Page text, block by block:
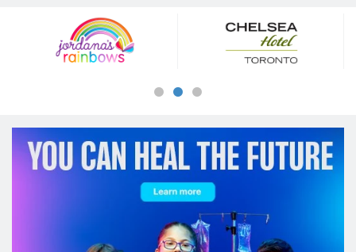
Sponsors